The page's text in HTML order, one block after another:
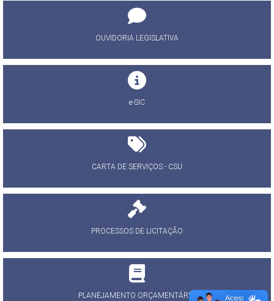
OUVIDORIA LEGISLATIVA
e-SIC
CARTA DE SERVIÇOS - CSU
PROCESSOS DE LICITAÇÃO
PLANEJAMENTO ORÇAMENTÁRIO